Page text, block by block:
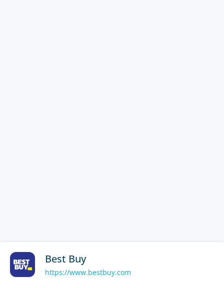
Best Buy
https://www.bestbuy.com